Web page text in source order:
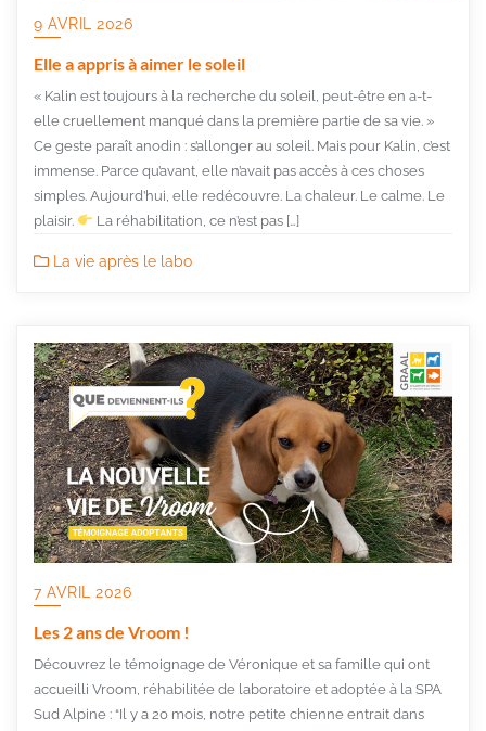
9 AVRIL 2026
Elle a appris à aimer le soleil
« Kalin est toujours à la recherche du soleil, peut-être en a-t-
elle cruellement manqué dans la première partie de sa vie. »
Ce geste paraît anodin : s’allonger au soleil. Mais pour Kalin, c’est
immense. Parce qu’avant, elle n’avait pas accès à ces choses
simples. Aujourd’hui, elle redécouvre. La chaleur. Le calme. Le
plaisir.
La réhabilitation, ce n’est pas […]
La vie après le labo
7 AVRIL 2026
Les 2 ans de Vroom !
Découvrez le témoignage de Véronique et sa famille qui ont
accueilli Vroom, réhabilitée de laboratoire et adoptée à la SPA
Sud Alpine : “Il y a 20 mois, notre petite chienne entrait dans